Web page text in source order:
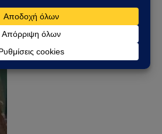
Clara Soccini: Η Ιταλίδα
σταρ του Mare Fuori με
καυτό μπικίνι στη Μύκονο
26/08/2025